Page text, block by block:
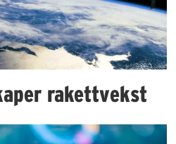
rakettvekst